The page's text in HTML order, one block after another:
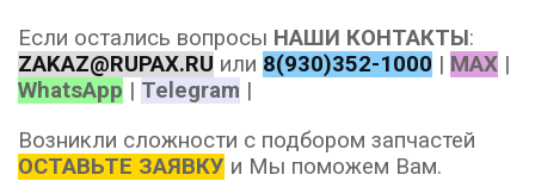
Если остались вопросы НАШИ КОНТАКТЫ:
ZAKAZ@RUPAX.RU или 8(930)352-1000 | MAX |
WhatsApp | Telegram |
Возникли сложности с подбором запчастей
ОСТАВЬТЕ ЗАЯВКУ и Мы поможем Вам.